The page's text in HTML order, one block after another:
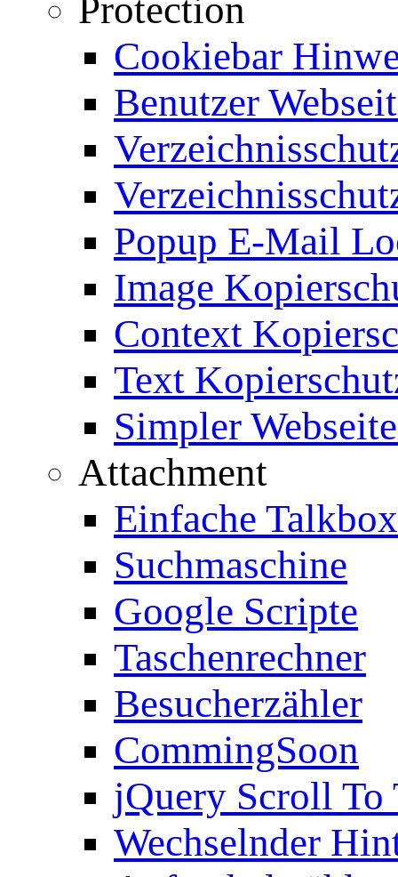
Protection
Cookiebar
Benutzer
Popup E-Mail
Image
Context
Text
Simpler
Attachment
Einfache Talkbox
Suchmaschine
Google Scripte
Taschenrechner
Besucherzähler
CommingSoon
jQuery Scroll To
Wechselnder